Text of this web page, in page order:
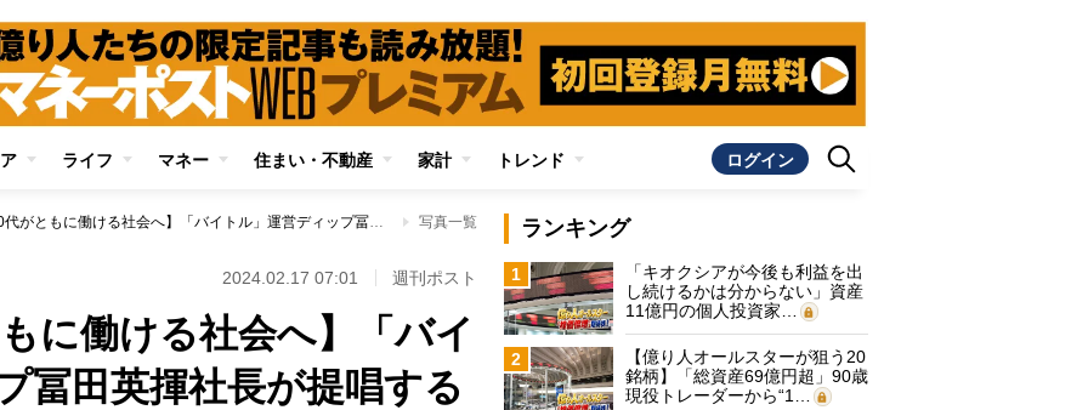
ライフ マネー 住まい・不動産 家計 トレンド ログイン
【20代と70代がともに働ける社会へ】「バイトル」運営ディップ冨田英揮社長が提唱する「年齢バイアスのない働き方」 写真一覧
2024.02.17 07:01 週刊ポスト
に働ける社会へ】「バイ
冨田英揮社長が提唱する
ランキング
1
「キオクシアが今後も利益を出
し続けるかは分からない」資産
11億円の個人投資家…
2
【億り人オールスターが狙う20
銘柄】「総資産69億円超」90歳
現役トレーダーから“1…